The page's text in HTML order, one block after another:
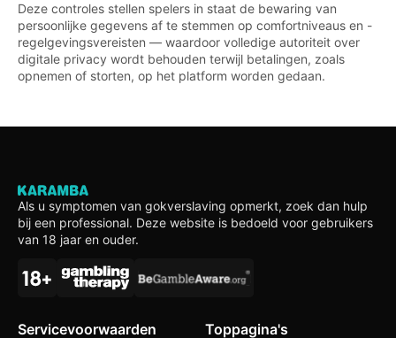
Deze controles stellen spelers in staat de bewaring van
persoonlijke gegevens af te stemmen op comfortniveaus en -
regelgevingsvereisten — waardoor volledige autoriteit over
digitale privacy wordt behouden terwijl betalingen, zoals
opnemen of storten, op het platform worden gedaan.
Als u symptomen van gokverslaving opmerkt, zoek dan hulp
bij een professional. Deze website is bedoeld voor gebruikers
van 18 jaar en ouder.
Servicevoorwaarden Toppagina's